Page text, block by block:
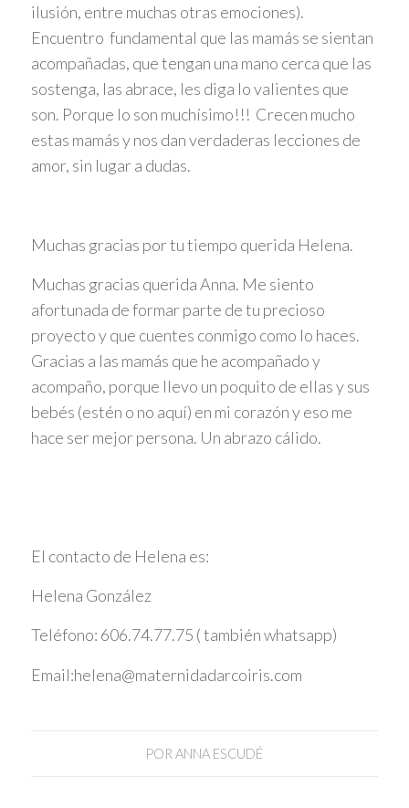
ilusión, entre muchas otras emociones).
Encuentro fundamental que las mamás se sientan
acompañadas, que tengan una mano cerca que las
sostenga, las abrace, les diga lo valientes que
son. Porque lo son muchísimo!!! Crecen mucho
estas mamás y nos dan verdaderas lecciones de
amor, sin lugar a dudas.
Muchas gracias por tu tiempo querida Helena.
Muchas gracias querida Anna. Me siento
afortunada de formar parte de tu precioso
proyecto y que cuentes conmigo como lo haces.
Gracias a las mamás que he acompañado y
acompaño, porque llevo un poquito de ellas y sus
bebés (estén o no aquí) en mi corazón y eso me
hace ser mejor persona. Un abrazo cálido.
El contacto de Helena es:
Helena González
Teléfono: 606.74.77.75 ( también whatsapp)
Email:helena@maternidadarcoiris.com
PORANNA ESCUDÉ